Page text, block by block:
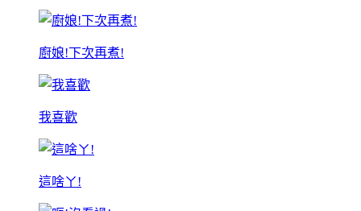
廚娘!下次再煮!
我喜歡
這啥ㄚ!